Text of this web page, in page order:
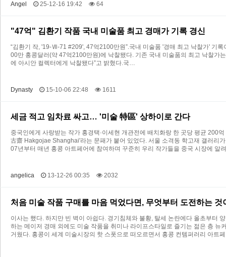
Angel 25-12-16 19:42 64
"47억" 김환기 작품 국내 미술품 최고 경매가 기록 경신
“김환기 작, '19-Ⅶ-71 #209', 47억2100만원”.국내 미술품 '경매 최고 낙찰가' 기
00만 홍콩달러(약 47억2100만원)에 낙찰됐다. 기존 국내 미술품의 최고 낙찰가
에 아시안 컬렉터에게 낙찰됐다”고 밝혔다.국…
Dynasty 15-10-06 22:48 1611
세금 적고 임차료 싸고… '미술 特區' 상하이로 간다
중국인에게 사랑받는 작가 홍경택·이세현 개관전에 배치화랑 한 곳당 평균
古齋 Hakgojae Shanghai'라는 문패가 붙어 있었다. 서울 소격동 학고재 갤러리
07년부터 매년 홍콩 아트페어에 참여하며 꾸준히 우리 작가들을 중국 시장에 알
angelica 13-12-26 00:35 2032
처음 미술 작품 구매를 마음 먹었다면, 무엇부터 도전하는 것
이사는 했다. 하지만 빈 벽이 아쉽다. 경기침체와 불황, 탈세 논란에다 올초부터
하는 메이저 경매 외에도 미술 작품을 취미나 라이프스타일로 즐기는 젊은 층
거웠다. 홍콩이 세계 미술시장의 핫 스폿으로 떠오르면서 홍콩 컨템퍼러리 아트